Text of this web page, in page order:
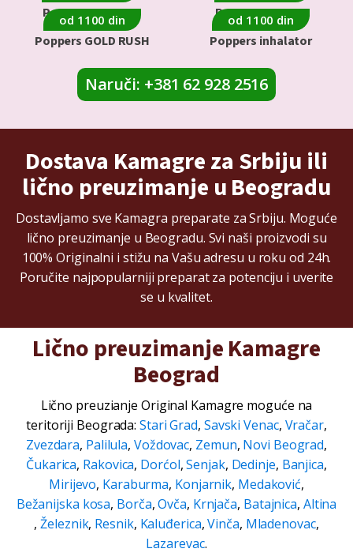
Poppers PICK ME Poppers XTREAM
od 1100 din
Poppers GOLD RUSH
od 1100 din
Poppers inhalator
Naruči: +381 62 928 2516
Dostava Kamagre za Srbiju ili
lično preuzimanje u Beogradu
Dostavljamo sve Kamagra preparate za Srbiju. Moguće
lično preuzimanje u Beogradu. Svi naši proizvodi su
100% Originalni i stižu na Vašu adresu u roku od 24h.
Poručite najpopularniji preparat za potenciju i uverite
se u kvalitet.
Lično preuzimanje Kamagre
Beograd
Lično preuzianje Original Kamagre moguće na
teritoriji Beograda:Stari Grad, Savski Venac, Vračar,
Zvezdara, Palilula, Voždovac, Zemun, Novi Beograd,
Čukarica, Rakovica, Dorćol,Senjak, Dedinje, Banjica,
Mirijevo, Karaburma, Konjarnik, Medaković,
Bežanijska kosa, Borča,Ovča, Krnjača, Batajnica, Altina
,Železnik, Resnik, Kaluđerica,Vinča, Mladenovac,
Lazarevac.